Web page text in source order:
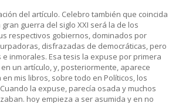
del artículo. Celebro también que coincida
guerra del siglo XXI será la de los
respectivos gobiernos, dominados por
disfrazadas de democráticas, pero
inmorales. Esa tesis la expuse por primera
un artículo, y, posteriormente, aparece
mis libros, sobre todo en Políticos, los
la expuse, parecía osada y muchos
hoy empieza a ser asumida y en no